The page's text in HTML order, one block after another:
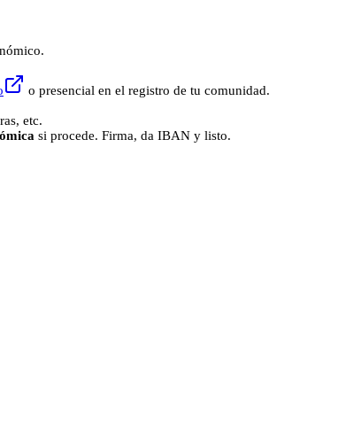
o presencial en el registro de tu comunidad.
etc.
si procede. Firma, da IBAN y listo.